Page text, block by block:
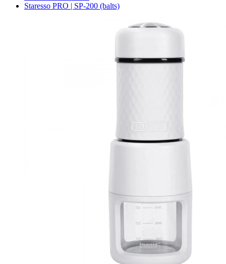
Staresso PRO | SP-200 (balts)